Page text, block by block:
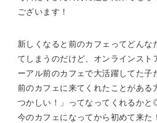
ございます！
新しくなると前のカフェってどんな
てしまうのだけど、オンラインスト
ーアル前のカフェで大活躍してた子
前のカフェに来てくれたことがある
つかしい！」ってなってくれるか
今のカフェになってから初めて来た